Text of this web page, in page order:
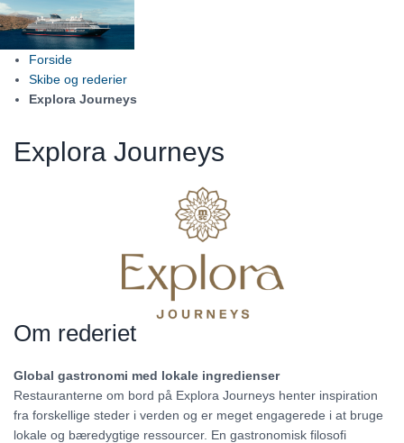
Forside
Skibe og rederier
Explora Journeys
Explora Journeys
Om rederiet
Global gastronomi med lokale ingredienser
Restauranterne om bord på Explora Journeys henter inspiration
fra forskellige steder i verden og er meget engagerede i at bruge
lokale og bæredygtige ressourcer. En gastronomisk filosofi